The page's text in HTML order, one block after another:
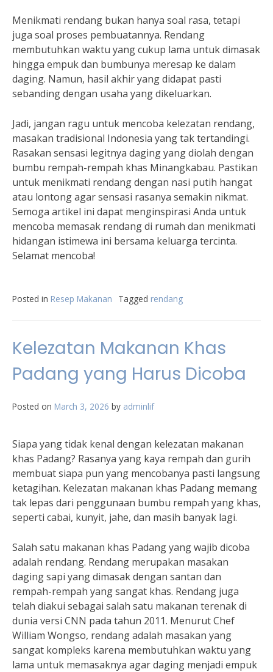
Menikmati rendang bukan hanya soal rasa, tetapi
juga soal proses pembuatannya. Rendang
membutuhkan waktu yang cukup lama untuk dimasak
hingga empuk dan bumbunya meresap ke dalam
daging. Namun, hasil akhir yang didapat pasti
sebanding dengan usaha yang dikeluarkan.
Jadi, jangan ragu untuk mencoba kelezatan rendang,
masakan tradisional Indonesia yang tak tertandingi.
Rasakan sensasi legitnya daging yang diolah dengan
bumbu rempah-rempah khas Minangkabau. Pastikan
untuk menikmati rendang dengan nasi putih hangat
atau lontong agar sensasi rasanya semakin nikmat.
Semoga artikel ini dapat menginspirasi Anda untuk
mencoba memasak rendang di rumah dan menikmati
hidangan istimewa ini bersama keluarga tercinta.
Selamat mencoba!
Posted in Resep Makanan Tagged rendang
Kelezatan Makanan Khas
Padang yang Harus Dicoba
Posted on March 3, 2026 by adminlif
Siapa yang tidak kenal dengan kelezatan makanan
khas Padang? Rasanya yang kaya rempah dan gurih
membuat siapa pun yang mencobanya pasti langsung
ketagihan. Kelezatan makanan khas Padang memang
tak lepas dari penggunaan bumbu rempah yang khas,
seperti cabai, kunyit, jahe, dan masih banyak lagi.
Salah satu makanan khas Padang yang wajib dicoba
adalah rendang. Rendang merupakan masakan
daging sapi yang dimasak dengan santan dan
rempah-rempah yang sangat khas. Rendang juga
telah diakui sebagai salah satu makanan terenak di
dunia versi CNN pada tahun 2011. Menurut Chef
William Wongso, rendang adalah masakan yang
sangat kompleks karena membutuhkan waktu yang
lama untuk memasaknya agar daging menjadi empuk